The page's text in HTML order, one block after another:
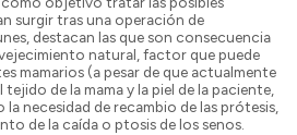
surgir tras una operación de
destacan las que son consecuencia
natural, factor que puede
mamarios (a pesar de que actualmente
de la mama y la piel de la paciente,
necesidad de recambio de las prótesis,
de la caída o ptosis de los senos.